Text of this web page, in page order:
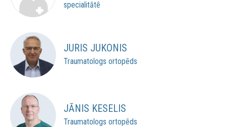
specialitātē
JURIS JUKONIS
Traumatologs ortopēds
JĀNIS KESELIS
Traumatologs ortopēds